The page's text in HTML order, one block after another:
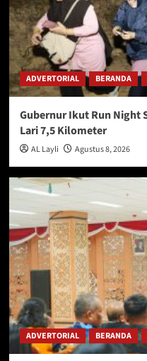
ADVERTORIAL BERANDA
Gubernur Ikut Run Night
Lari 7,5 Kilometer
AL Layli Agustus 8, 2026
ADVERTORIAL BERANDA